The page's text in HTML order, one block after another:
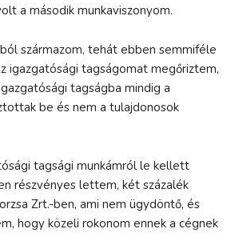
a második munkaviszonyom.
származom, tehát ebben semmiféle
igazgatósági tagságomat megőriztem,
tagságba mindig a
be és nem a tulajdonosok
tagsági munkámról le kellett
részvényes lettem, két százalék
Zrt.-ben, ami nem ügydöntő, és
hogy közeli rokonom ennek a cégnek